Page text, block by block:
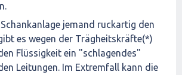
jemand ruckartig den
es wegen der Trägheitskräfte(*)
Flüssigkeit ein "schlagendes"
Leitungen. Im Extremfall kann die